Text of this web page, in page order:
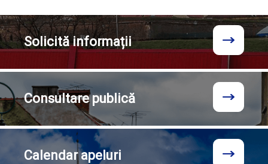
Solicităinformații
Consultarepublică
Calendarapeluri